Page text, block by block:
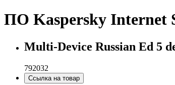
ПО Kaspersky Internet
Multi-Device Russian Ed 5
792032
Ссылка на товар